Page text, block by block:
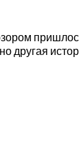
другая